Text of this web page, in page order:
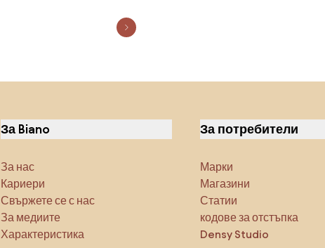
За Biano
За нас
Кариери
Свържете се с нас
За медиите
Характеристика
За потребители
Марки
Магазини
Статии
кодове за отстъпка
Densy Studio